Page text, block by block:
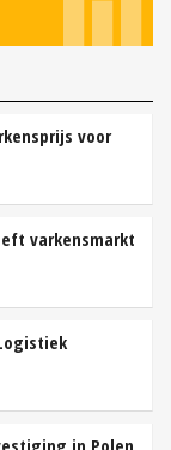
voor
varkensmarkt